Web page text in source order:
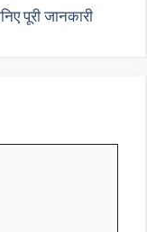
पूरी जानकारी